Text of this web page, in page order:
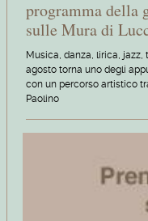
programma della
sulle Mura di
Musica, danza, lirica,
agosto torna uno degli
con un percorso artistico
Paolino